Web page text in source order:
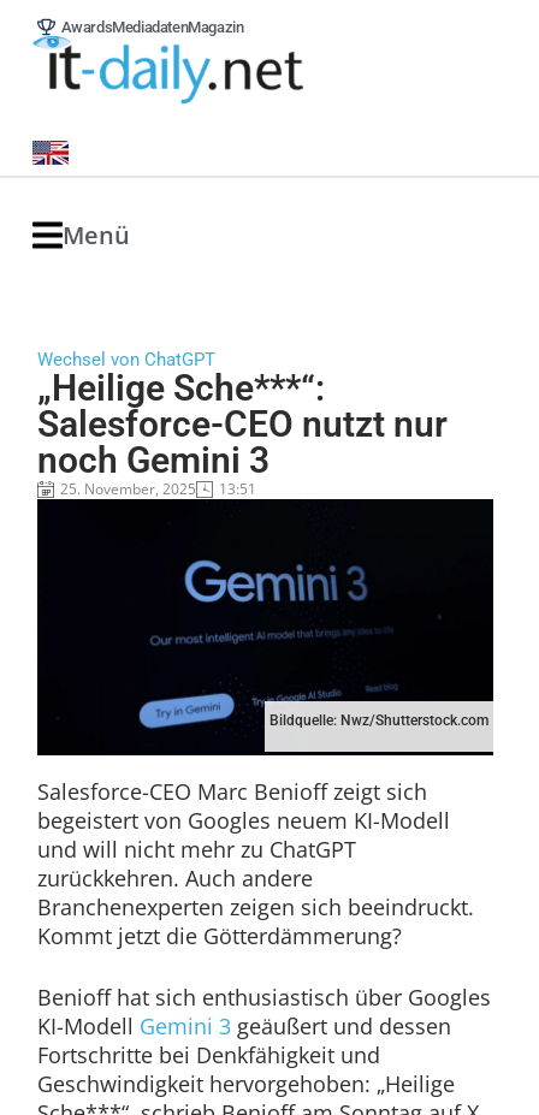
AwardsMediadatenMagazin
Menü
Wechsel von ChatGPT
„Heilige Sche***“:
Salesforce-CEO nutzt nur
noch Gemini 3
25. November, 2025 13:51
Bildquelle: Nwz/Shutterstock.com
Salesforce-CEO Marc Benioff zeigt sich
begeistert von Googles neuem KI-Modell
und will nicht mehr zu ChatGPT
zurückkehren. Auch andere
Branchenexperten zeigen sich beeindruckt.
Kommt jetzt die Götterdämmerung?
Benioff hat sich enthusiastisch über Googles
KI-Modell Gemini 3 geäußert und dessen
Fortschritte bei Denkfähigkeit und
Geschwindigkeit hervorgehoben: „Heilige